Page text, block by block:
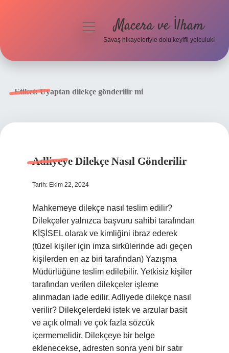
menüyüMacera ve İlham
Savaş hikayeleriyle dolu keyifli yolculuk!
Etiket:Uyaptan dilekçe gönderilir mi
Adliyeye Dilekçe Nasıl Gönderilir
Tarih: Ekim 22, 2024
Mahkemeye dilekçe nasıl teslim edilir?
Dilekçeler yalnızca başvuru sahibi tarafından
KİŞİSEL olarak ve kimliğini ibraz ederek
(tüzel kişiler için imza sirkülerinde adı geçen
kişilerden en az biri tarafından) Yazışma
Müdürlüğüne teslim edilebilir. Yetkisiz kişiler
tarafından verilen dilekçeler işleme
alınmadan iade edilir. Adliyede dilekçe nasıl
verilir? Dilekçelerdeki istek ve arzular basit
ve açık olmalı ve çok fazla sözcük
içermemelidir. Dilekçeye bir belge
eklenecekse, adresten sonra yeni bir satır